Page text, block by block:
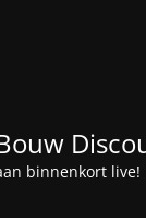
binnenkort live!